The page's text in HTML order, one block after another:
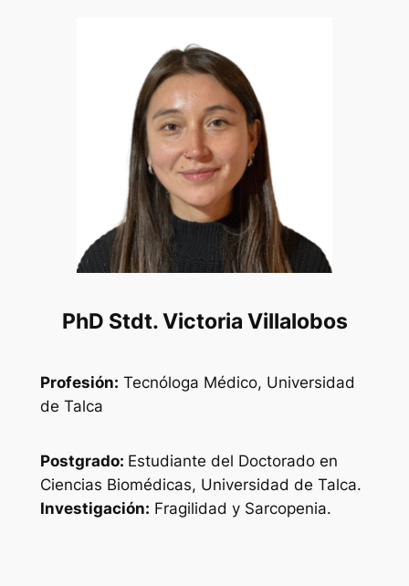
PhD Stdt. Victoria Villalobos
Profesión: Tecnóloga Médico, Universidad
de Talca
Postgrado: Estudiante del Doctorado en
Ciencias Biomédicas, Universidad de Talca.
Investigación: Fragilidad y Sarcopenia.